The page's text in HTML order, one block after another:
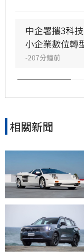
視角」，鏡頭
底，被指帶有
待的AI技術創新
中企署攜3科
小企業數位轉
-207分鐘前
相關新聞